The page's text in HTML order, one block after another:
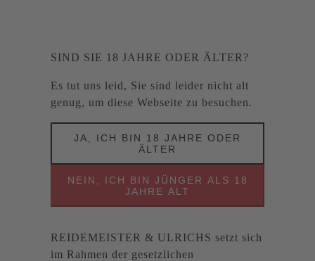
SIND SIE 18 JAHRE ODER ÄLTER?
Es tut uns leid, Sie sind leider nicht alt
genug, um diese Webseite zu besuchen.
JA, ICH BIN 18 JAHRE ODER
ÄLTER
NEIN, ICH BIN JÜNGER ALS 18
JAHRE ALT
REIDEMEISTER & ULRICHS setzt sich
im Rahmen der gesetzlichen